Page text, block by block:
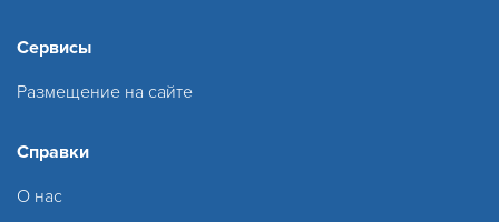
Сервисы
Размещение на сайте
Справки
О нас